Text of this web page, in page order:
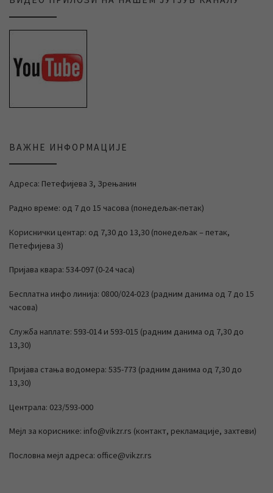
ВАЖНЕ ИНФОРМАЦИЈЕ
Адреса: Петефијева 3, Зрењанин
Радно време: од 7 до 15 часова (понедељак-петак)
Кориснички центар: од 7,30 до 13,30 (понедељак – петак,
Петефијева 3)
Пријава квара: 534-097 (0-24 часа)
Бесплатна инфо линија: 0800/024-023 (радним данима од 7 до 15
часова)
Служба наплате: 593-014 и 593-015 (радним данима од 7,30 до
13,30)
Пријава стања водомера: 535-773 (радним данима од 7,30 до
13,30)
Централа: 023/593-000
Мејл за кориснике: info@vikzr.rs (контакт, рекламације, захтеви)
Пословна мејл адреса: office@vikzr.rs